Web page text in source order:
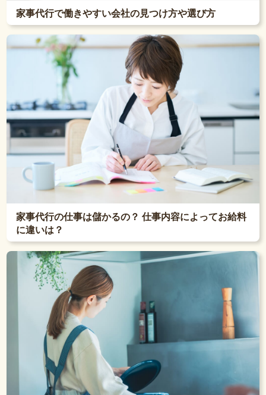
家事代行で働きやすい会社の見つけ方や選び方
家事代行の仕事は儲かるの？ 仕事内容によってお給料
に違いは？